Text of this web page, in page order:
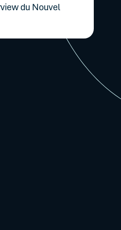
du Nouvel